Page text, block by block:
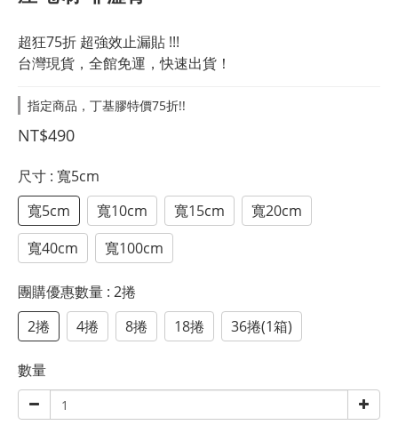
超狂75折 超強效止漏貼 !!!
台灣現貨，全館免運，快速出貨！
指定商品，丁基膠特價75折!!
NT$490
尺寸 : 寬5cm
寬5cm
寬10cm 寬15cm
寬20cm
寬40cm
寬100cm
團購優惠數量 : 2捲
2捲
4捲 8捲 18捲 36捲(1箱)
數量